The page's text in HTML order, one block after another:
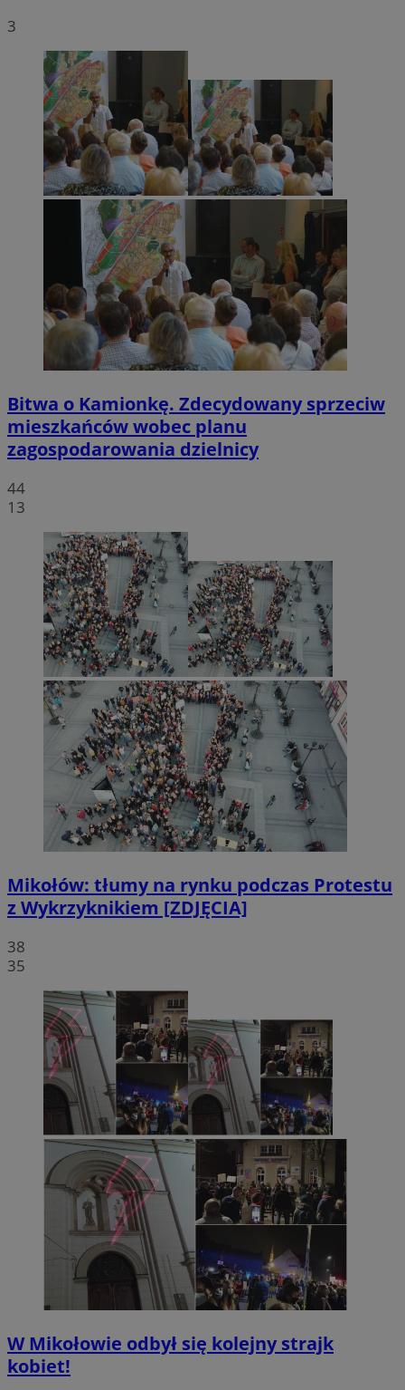
3
Bitwa o Kamionkę. Zdecydowany sprzeciw
mieszkańców wobec planu
zagospodarowania dzielnicy
44
13
Mikołów: tłumy na rynku podczas Protestu
z Wykrzyknikiem [ZDJĘCIA]
38
35
W Mikołowie odbył się kolejny strajk
kobiet!